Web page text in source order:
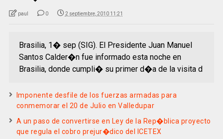
paul 0 2 septiembre, 2010 11:21
Brasilia, 1� sep (SIG). El Presidente Juan Manuel
Santos Calder�n fue informado esta noche en
Brasilia, donde cumpli� su primer d�a de la visita d
Imponente desfile de los fuerzas armadas para
conmemorar el 20 de Julio en Valledupar
A un paso de convertirse en Ley de la Rep�blica proyecto
que regula el cobro prejur�dico del ICETEX